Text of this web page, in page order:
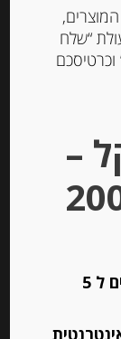
“שלח
–
הזמנה 200
** מוצרי De cecco ו Mutti מוגבלים ל 5